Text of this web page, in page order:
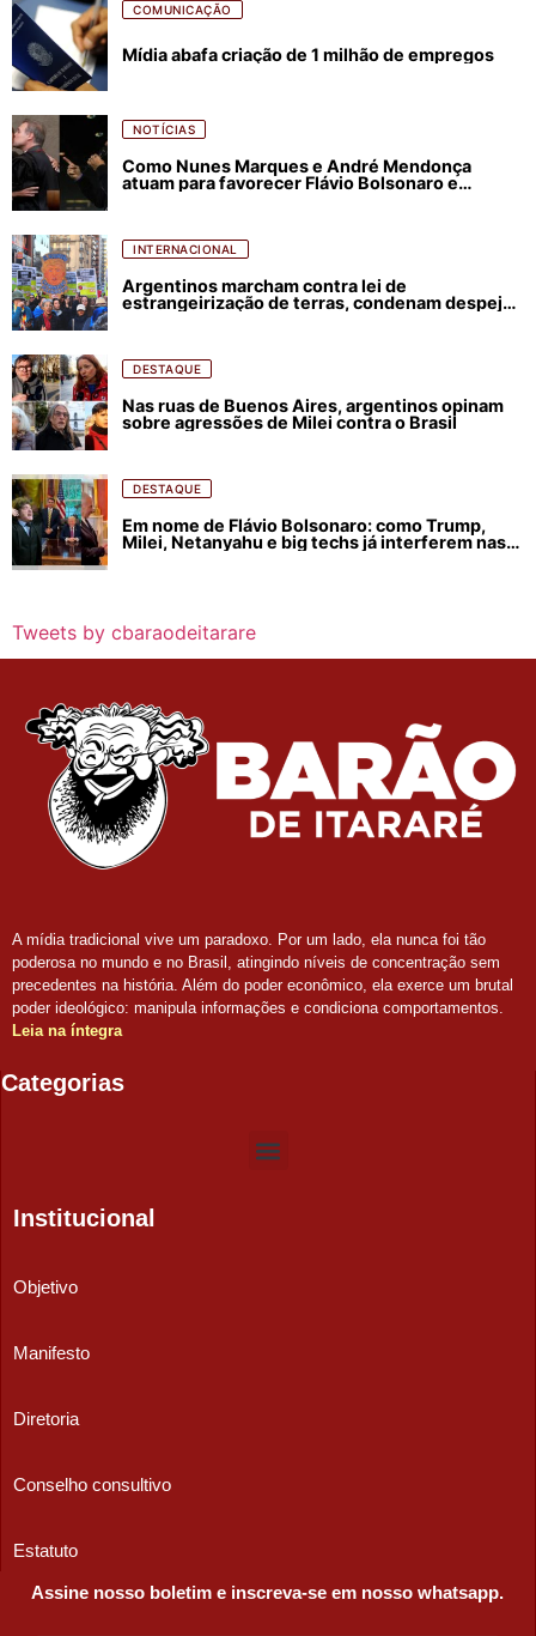
COMUNICAÇÃO
Mídia abafa criação de 1 milhão de empregos
NOTÍCIAS
Como Nunes Marques e André Mendonça
atuam para favorecer Flávio Bolsonaro e
INTERNACIONAL
Argentinos marcham contra lei de
estrangeirização de terras, condenam despejos
DESTAQUE
Nas ruas de Buenos Aires, argentinos opinam
sobre agressões de Milei contra o Brasil
DESTAQUE
Em nome de Flávio Bolsonaro: como Trump,
Milei, Netanyahu e big techs já interferem nas
Tweets by cbaraodeitarare
A mídia tradicional vive um paradoxo. Por um lado, ela nunca foi tão
poderosa no mundo e no Brasil, atingindo níveis de concentração sem
precedentes na história. Além do poder econômico, ela exerce um brutal
poder ideológico: manipula informações e condiciona comportamentos.
Leia na íntegra
Categorias
Institucional
Objetivo
Manifesto
Diretoria
Conselho consultivo
Estatuto
Assine nosso boletim e inscreva-se em nosso whatsapp.